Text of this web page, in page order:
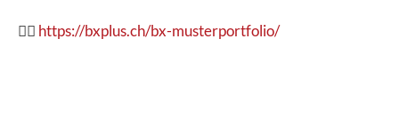
👉🏽 https://bxplus.ch/bx-musterportfolio/